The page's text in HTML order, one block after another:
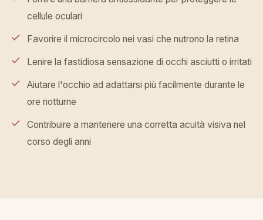
cellule oculari
Favorire il microcircolo nei vasi che nutrono la retina
Lenire la fastidiosa sensazione di occhi asciutti o irritati
Aiutare l'occhio ad adattarsi più facilmente durante le
ore notturne
Contribuire a mantenere una corretta acuità visiva nel
corso degli anni